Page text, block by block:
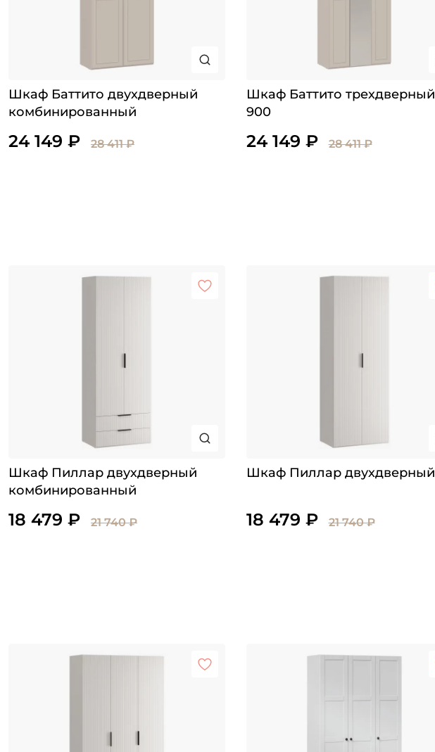
Шкаф Баттито двухдверный
комбинированный
24 149 ₽ 28 411 ₽
Шкаф Баттито трехдверный
900
24 149 ₽ 28 411 ₽
Шкаф Пиллар двухдверный
комбинированный
18 479 ₽ 21 740 ₽
Шкаф Пиллар двухдверный
18 479 ₽ 21 740 ₽